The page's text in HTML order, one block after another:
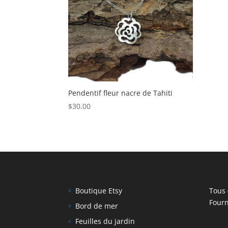
Pendentif fleur nacre de Tahiti
$30.00
Boutique Etsy
Bord de mer
Feuilles du jardin